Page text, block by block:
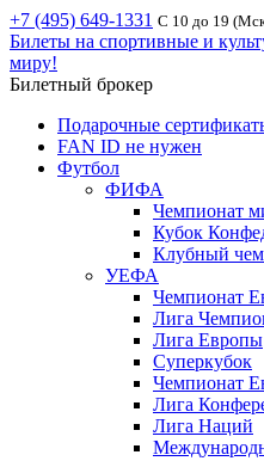
+7 (495) 649-1331 С 10 до 19
Билеты на спортивные и
миру!
Билетный брокер
Подарочные
FAN ID не нужен
Футбол
ФИФА
Чемпионат
Кубок
Клубный
УЕФА
Чемпионат
Лига
Лига Европы
Суперкубок
Чемпионат
Лига
Лига Наций